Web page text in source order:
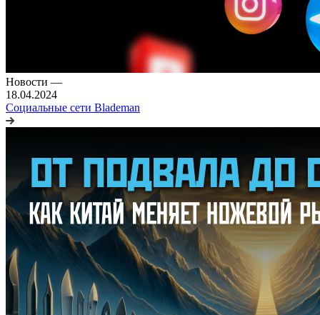
Новости —
18.04.2024
Социальные сети Blademan